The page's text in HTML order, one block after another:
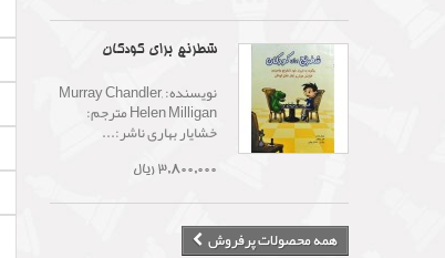
شطرنج برای کودکان
نویسنده: Murray Chandler,
Helen Milligan مترجم:
خشایار بهاری ناشر:...
3,800,000 ریال
همه محصولات پرفروش